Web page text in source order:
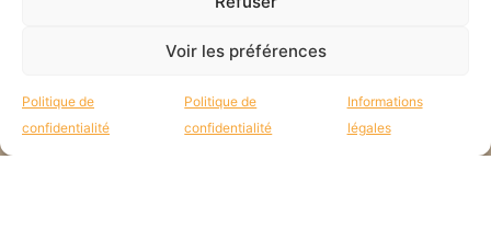
Voir les préférences
Politique de
confidentialité
Politique de
confidentialité
Informations
légales
VALIDER